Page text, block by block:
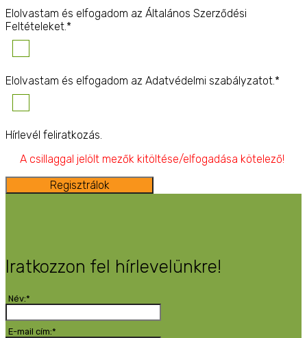
Elolvastam és elfogadom az Általános Szerződési
Feltételeket.*
Elolvastam és elfogadom az Adatvédelmi szabályzatot.*
Hírlevél feliratkozás.
A csillaggal jelölt mezők kitöltése/elfogadása kötelező!
Regisztrálok
Iratkozzon fel hírlevelünkre!
Név:*
E-mail cím:*